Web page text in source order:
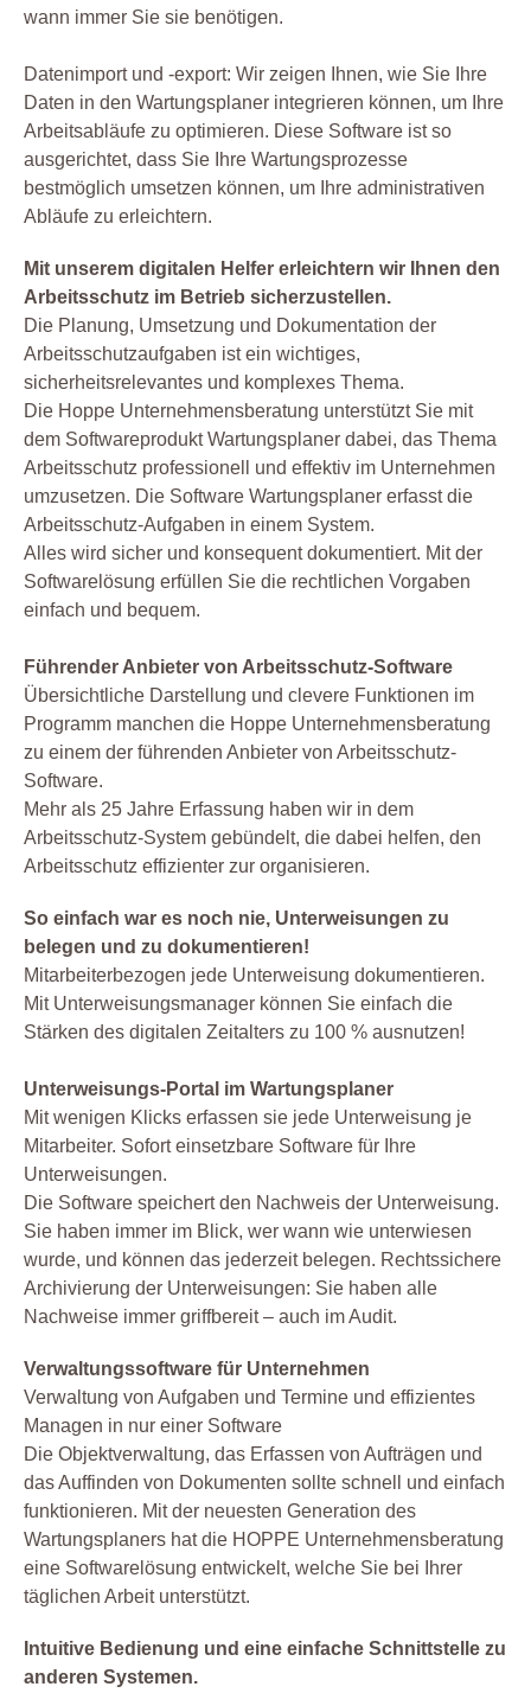
wann immer Sie sie benötigen.
Datenimport und -export: Wir zeigen Ihnen, wie Sie Ihre
Daten in den Wartungsplaner integrieren können, um Ihre
Arbeitsabläufe zu optimieren. Diese Software ist so
ausgerichtet, dass Sie Ihre Wartungsprozesse
bestmöglich umsetzen können, um Ihre administrativen
Abläufe zu erleichtern.
Mit unserem digitalen Helfer erleichtern wir Ihnen den
Arbeitsschutz im Betrieb sicherzustellen.
Die Planung, Umsetzung und Dokumentation der
Arbeitsschutzaufgaben ist ein wichtiges,
sicherheitsrelevantes und komplexes Thema.
Die Hoppe Unternehmensberatung unterstützt Sie mit
dem Softwareprodukt Wartungsplaner dabei, das Thema
Arbeitsschutz professionell und effektiv im Unternehmen
umzusetzen. Die Software Wartungsplaner erfasst die
Arbeitsschutz-Aufgaben in einem System.
Alles wird sicher und konsequent dokumentiert. Mit der
Softwarelösung erfüllen Sie die rechtlichen Vorgaben
einfach und bequem.
Führender Anbieter von Arbeitsschutz-Software
Übersichtliche Darstellung und clevere Funktionen im
Programm manchen die Hoppe Unternehmensberatung
zu einem der führenden Anbieter von Arbeitsschutz-
Software.
Mehr als 25 Jahre Erfassung haben wir in dem
Arbeitsschutz-System gebündelt, die dabei helfen, den
Arbeitsschutz effizienter zur organisieren.
So einfach war es noch nie, Unterweisungen zu
belegen und zu dokumentieren!
Mitarbeiterbezogen jede Unterweisung dokumentieren.
Mit Unterweisungsmanager können Sie einfach die
Stärken des digitalen Zeitalters zu 100 % ausnutzen!
Unterweisungs-Portal im Wartungsplaner
Mit wenigen Klicks erfassen sie jede Unterweisung je
Mitarbeiter. Sofort einsetzbare Software für Ihre
Unterweisungen.
Die Software speichert den Nachweis der Unterweisung.
Sie haben immer im Blick, wer wann wie unterwiesen
wurde, und können das jederzeit belegen. Rechtssichere
Archivierung der Unterweisungen: Sie haben alle
Nachweise immer griffbereit – auch im Audit.
Verwaltungssoftware für Unternehmen
Verwaltung von Aufgaben und Termine und effizientes
Managen in nur einer Software
Die Objektverwaltung, das Erfassen von Aufträgen und
das Auffinden von Dokumenten sollte schnell und einfach
funktionieren. Mit der neuesten Generation des
Wartungsplaners hat die HOPPE Unternehmensberatung
eine Softwarelösung entwickelt, welche Sie bei Ihrer
täglichen Arbeit unterstützt.
Intuitive Bedienung und eine einfache Schnittstelle zu
anderen Systemen.